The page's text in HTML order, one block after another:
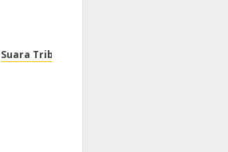
Cepat
Suara Tribrata